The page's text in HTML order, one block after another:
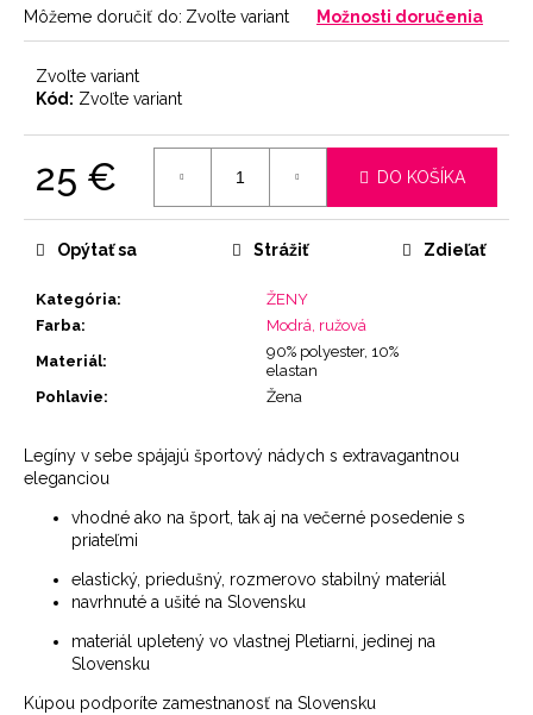
Môžeme doručiť do: Zvoľte variant Možnosti doručenia
Zvoľte variant
Kód: Zvoľte variant
25 € DO KOŠÍKA
Kategória:
ŽENY
Farba:
Modrá, ružová
Materiál:
90% polyester, 10%
elastan
Pohlavie: Žena
Opýtať sa Strážiť Zdieľať
Legíny v sebe spájajú športový nádych s extravagantnou
eleganciou
vhodné ako na šport, tak aj na večerné posedenie s
priateľmi
elastický, priedušný, rozmerovo stabilný materiál
navrhnuté a ušité na Slovensku
materiál upletený vo vlastnej Pletiarni, jedinej na
Slovensku
Kúpou podporíte zamestnanosť na Slovensku
11
€